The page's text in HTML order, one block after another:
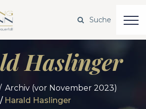
Haslinger
Archiv (vor November 2023)
Harald Haslinger